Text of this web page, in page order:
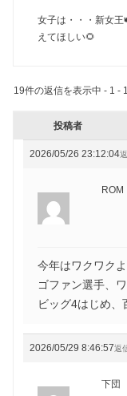
女子は・・・新女
えてほしい🌻
19件の返信を表示中 - 1 -
投稿者
2026/05/26 23:12:04
ROM
今年はワクワク
ゴファン選手、
ビッグ4はじめ、
2026/05/29 8:46:57返
下団